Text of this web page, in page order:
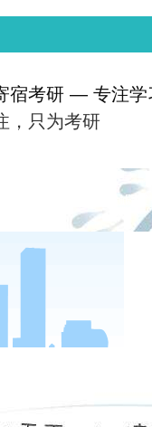
宿考研 — 专注学
，只为考研
凯发vip-天生赢家 一触即发
讯